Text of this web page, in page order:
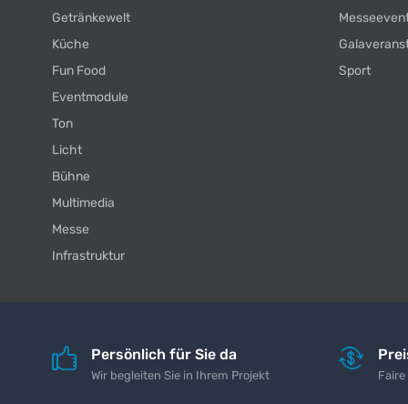
Getränkewelt
Küche
Fun Food
Eventmodule
Ton
Licht
Bühne
Multimedia
Messe
Infrastruktur
Sport
Persönlich für Sie da
Wir begleiten Sie in Ihrem Projekt